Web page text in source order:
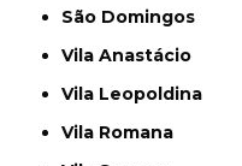
São Domingos
Vila Anastácio
Vila Leopoldina
Vila Romana